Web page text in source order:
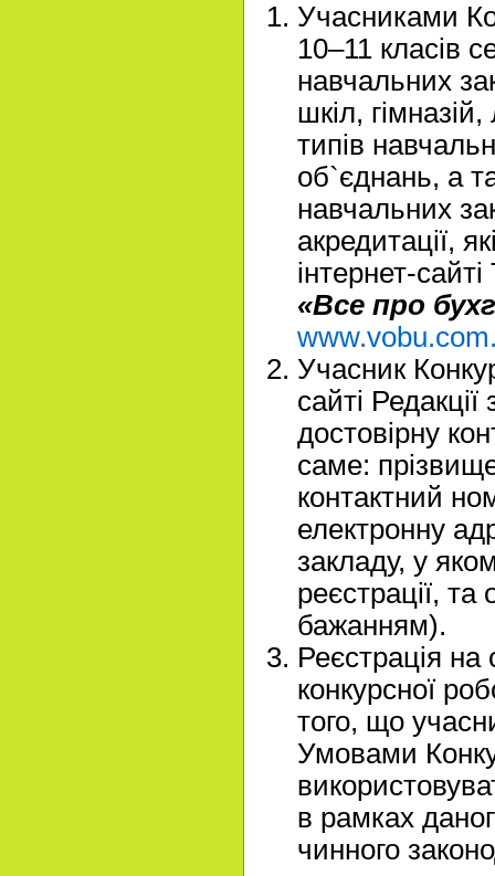
Учасниками
10–11 класів
навчальних
шкіл, гімназій,
типів
об`єднань, а
навчальних
акредитації,
інтернет-
«Все про
Учасник
сайті
достовірну
саме:
контактний
електронну
закладу, у
реєстрації,
бажанням).
Реєстрація на
конкурсної
того, що
Умовами
в рамках
чинного